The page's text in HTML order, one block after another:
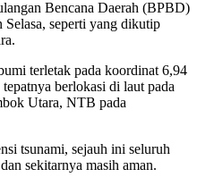
Bencana Daerah (BPBD)
seperti yang dikutip
terletak pada koordinat 6,94
berlokasi di laut pada
Utara, NTB pada
tsunami, sejauh ini seluruh
sekitarnya masih aman.